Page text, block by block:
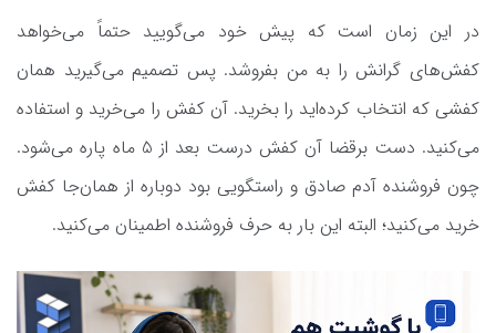
در این زمان است که پیش خود می‌گویید حتماً می‌خواهد
کفش‌های گرانش را به من بفروشد. پس تصمیم می‌گیرید همان
کفشی که انتخاب کرده‌اید را بخرید. آن کفش را می‌خرید و استفاده
می‌کنید. دست برقضا آن کفش درست بعد از 5 ماه پاره می‌شود.
چون فروشنده آدم صادق و راستگویی بود دوباره از همان‌جا کفش
خرید می‌کنید؛ البته این بار به حرف فروشنده اطمینان می‌کنید.